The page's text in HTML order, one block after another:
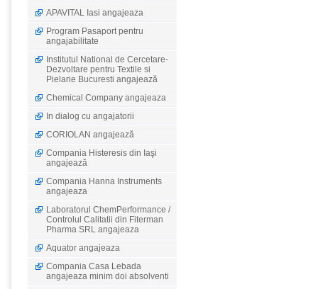
APAVITAL Iasi angajeaza
Program Pasaport pentru
angajabilitate
Institutul National de Cercetare-
Dezvoltare pentru Textile si
Pielarie Bucuresti angajează
Chemical Company angajeaza
In dialog cu angajatorii
CORIOLAN angajează
Compania Histeresis din Iaşi
angajează
Compania Hanna Instruments
angajeaza
Laboratorul ChemPerformance /
Controlul Calitatii din Fiterman
Pharma SRL angajeaza
Aquator angajeaza
Compania Casa Lebada
angajeaza minim doi absolventi